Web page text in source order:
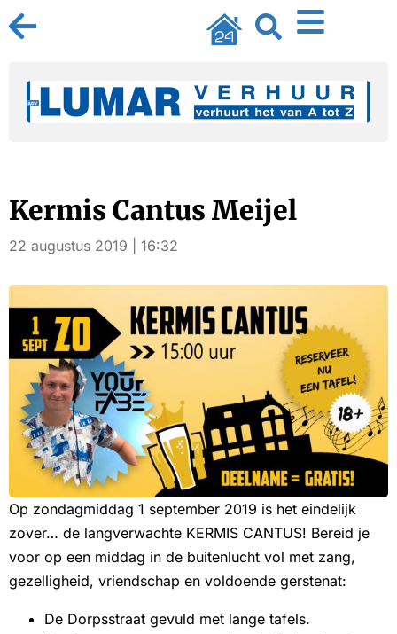
Kermis Cantus Meijel
22 augustus 2019 | 16:32
Op zondagmiddag 1 september 2019 is het eindelijk
zover… de langverwachte KERMIS CANTUS! Bereid je
voor op een middag in de buitenlucht vol met zang,
gezelligheid, vriendschap en voldoende gerstenat:
De Dorpsstraat gevuld met lange tafels.